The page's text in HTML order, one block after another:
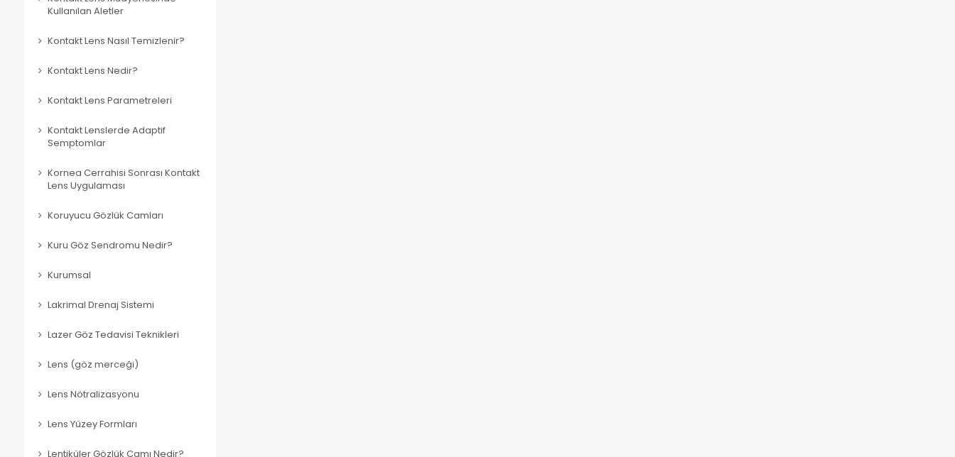
Kullanılan Aletler
Kontakt Lens Nasıl Temizlenir?
Kontakt Lens Nedir?
Kontakt Lens Parametreleri
Kontakt Lenslerde Adaptif
Semptomlar
Kornea Cerrahisi Sonrası Kontakt
Lens Uygulaması
Koruyucu Gözlük Camları
Kuru Göz Sendromu Nedir?
Kurumsal
Lakrimal Drenaj Sistemi
Lazer Göz Tedavisi Teknikleri
Lens (göz merceği)
Lens Nötralizasyonu
Lens Yüzey Formları
Lentiküler Gözlük Camı Nedir?